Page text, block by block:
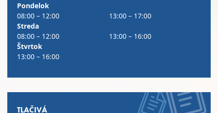
Pondelok
08:00 – 12:00
13:00 – 17:00
Streda
08:00 – 12:00
13:00 – 16:00
Štvrtok
13:00 – 16:00
TLAČIVÁ